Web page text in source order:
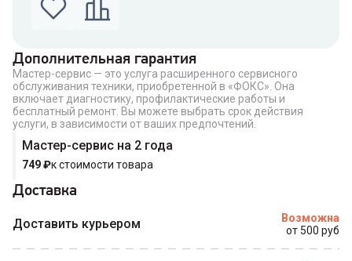
Введите номер телефона по которому можно
связаться с вами
Номер телефона
Дополнительная гарантия
Мастер-сервис — это услуга расширенного сервисного
обслуживания техники, приобретенной в «ФОКС». Она
включает диагностику, профилактические работы и
бесплатный ремонт. Вы можете выбрать срок действия
услуги, в зависимости от ваших предпочтений.
Мастер-сервис на 2 года
749₽к стоимости товара
Доставка
Доставить курьером
Возможна
от 500 руб